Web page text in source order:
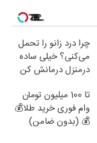
چرا درد زانو را تحمل
می‌کنی؟ خیلی ساده
درمنزل درمانش کن
تا 100 میلیون تومان
وام فوری خرید طلا💰
💰 (بدون ضامن)